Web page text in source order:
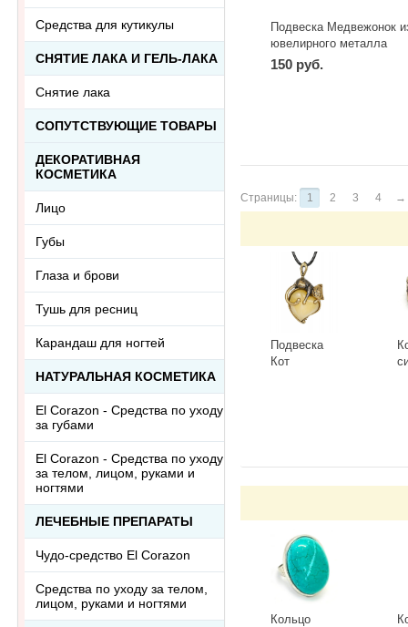
Подвеска Медвежонок
ювелирного металла
150 руб.
Страницы: 1 2 3 4 →
Подвеска
Кот
Кольцо
Средства для кутикулы
СНЯТИЕ ЛАКА И ГЕЛЬ-ЛАКА
Снятие лака
СОПУТСТВУЮЩИЕ ТОВАРЫ
ДЕКОРАТИВНАЯ
КОСМЕТИКА
Лицо
Губы
Глаза и брови
Тушь для ресниц
Карандаш для ногтей
НАТУРАЛЬНАЯ КОСМЕТИКА
El Corazon - Средства по уходу
за губами
El Corazon - Средства по уходу
за телом, лицом, руками и
ногтями
ЛЕЧЕБНЫЕ ПРЕПАРАТЫ
Чудо-средство El Corazon
Средства по уходу за телом,
лицом, руками и ногтями